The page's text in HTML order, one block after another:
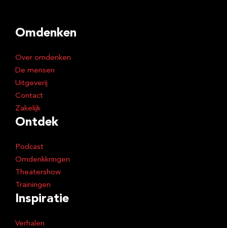
Omdenken
Over omdenken
De mensen
Uitgeverij
Contact
Zakelijk
Ontdek
Podcast
Omdenkkringen
Theatershow
Trainingen
Inspiratie
Verhalen